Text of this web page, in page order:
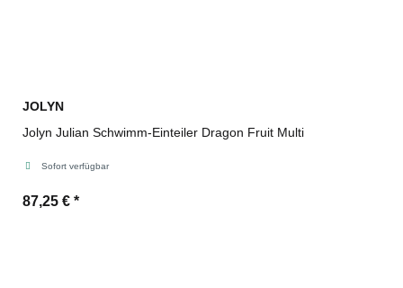
JOLYN
Jolyn Julian Schwimm-Einteiler Dragon Fruit Multi
Sofort verfügbar
87,25 € *